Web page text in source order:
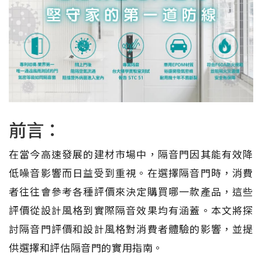
前言：
在當今高速發展的建材市場中，隔音門因其能有效降
低噪音影響而日益受到重視。在選擇隔音門時，消費
者往往會參考各種評價來決定購買哪一款產品，這些
評價從設計風格到實際隔音效果均有涵蓋。本文將探
討隔音門評價和設計風格對消費者體驗的影響，並提
供選擇和評估隔音門的實用指南。